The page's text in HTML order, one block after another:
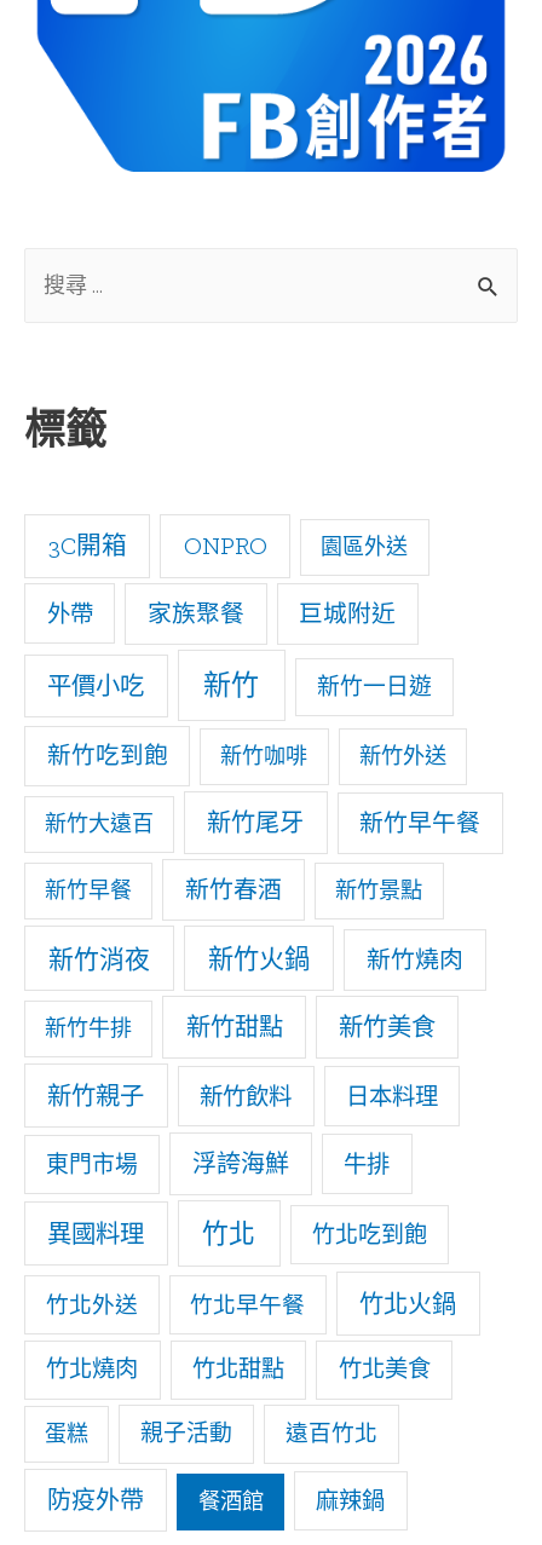
c
o
:
標籤
3C開箱 ONPRO 園區外送
外帶 家族聚餐 巨城附近
平價小吃 新竹 新竹一日遊
新竹吃到飽 新竹咖啡 新竹外送
新竹大遠百 新竹尾牙 新竹早午餐
新竹早餐 新竹春酒 新竹景點
新竹消夜 新竹火鍋 新竹燒肉
新竹牛排 新竹甜點 新竹美食
新竹親子 新竹飲料 日本料理
東門市場 浮誇海鮮 牛排
異國料理 竹北 竹北吃到飽
竹北外送 竹北早午餐 竹北火鍋
竹北燒肉 竹北甜點 竹北美食
蛋糕 親子活動 遠百竹北
防疫外帶 餐酒館 麻辣鍋